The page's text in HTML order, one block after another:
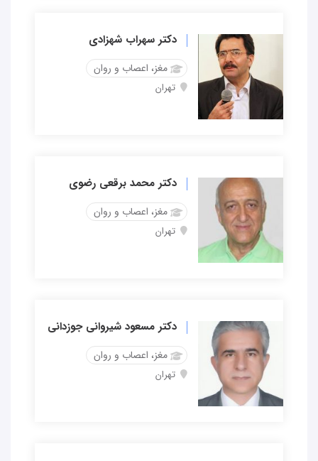
دکتر سهراب شهزادی
مغز، اعصاب و روان
تهران
دکتر محمد برقعی رضوی
مغز، اعصاب و روان
تهران
دکتر مسعود شیروانی جوزدانی
مغز، اعصاب و روان
تهران